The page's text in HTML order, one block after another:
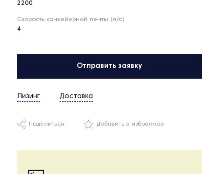
2200
Скорость конвейерной ленты (м/с)
4
Отправить заявку
Лизинг Доставка
Поделиться Добавить в избранное